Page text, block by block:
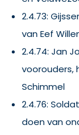
2.4.73:
van Eef
2.4.74: Jan
voorouders,
Schimmel
2.4.76:
doen van